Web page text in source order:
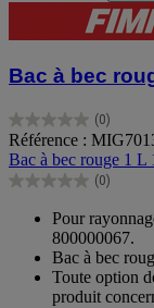
Bac à bec
(0)
0.0
sur
5
étoiles.
Référence :
Bac à bec rouge 1
(0)
0.0
étoiles.
Pour
800000067.
Bac à bec
Toute option
produit